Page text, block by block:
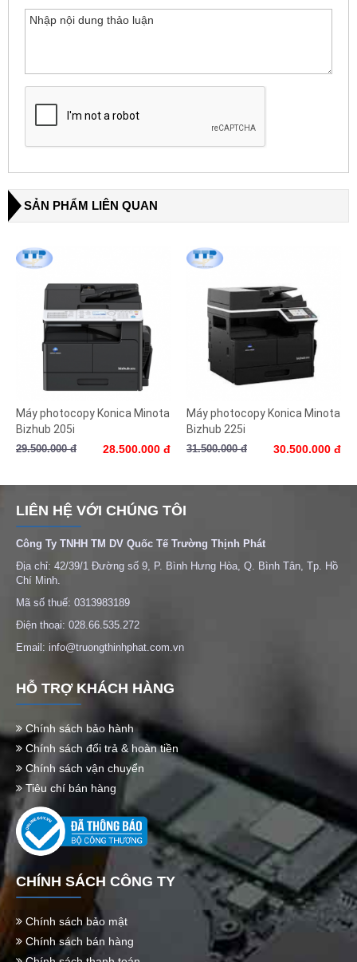
SẢN PHẨM LIÊN QUAN
Máy photocopy Konica Minota
Bizhub 205i
29.500.000 đ 28.500.000 đ
Máy photocopy Konica Minota
Bizhub 225i
31.500.000 đ 30.500.000 đ
LIÊN HỆ VỚI CHÚNG TÔI
Công Ty TNHH TM DV Quốc Tế Trường Thịnh Phát
Địa chỉ: 42/39/1 Đường số 9, P. Bình Hưng Hòa, Q. Bình Tân, Tp. Hồ
Chí Minh.
Mã số thuế: 0313983189
Điện thoại: 028.66.535.272
Email: info@truongthinhphat.com.vn
HỖ TRỢ KHÁCH HÀNG
Chính sách bảo hành
Chính sách đổi trả & hoàn tiền
Chính sách vận chuyển
Tiêu chí bán hàng
CHÍNH SÁCH CÔNG TY
Chính sách bảo mật
Chính sách bán hàng